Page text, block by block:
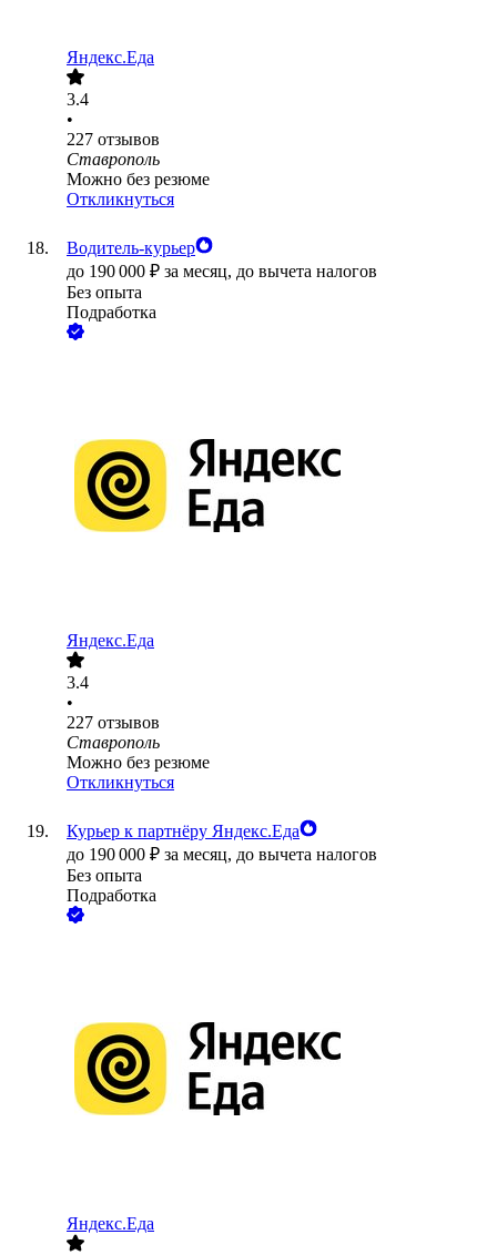
Яндекс.Еда
3.4
•
227 отзывов
Ставрополь
Можно без резюме
Откликнуться
Водитель-курьер
до 190 000 ₽ за месяц, до вычета налогов
Без опыта
Подработка
Яндекс.Еда
3.4
•
227 отзывов
Ставрополь
Можно без резюме
Откликнуться
Курьер к партнёру Яндекс.Еда
до 190 000 ₽ за месяц, до вычета налогов
Без опыта
Подработка
Яндекс.Еда